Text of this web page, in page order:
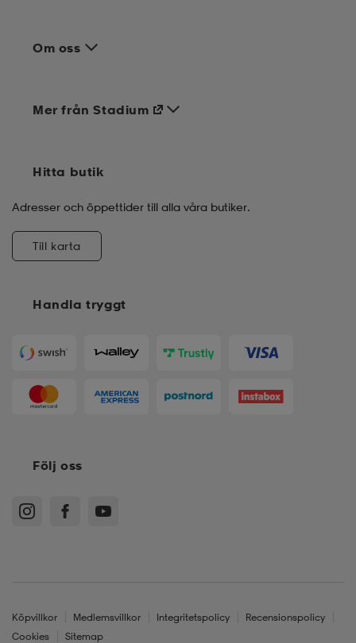
Om oss
Handla tryggt
Mer från Stadium
Hitta butik
Adresser och öppettider till alla våra butiker.
Till karta
Följ oss
Köpvillkor Medlemsvillkor Integritetspolicy
Recensionspolicy
Cookies
Sitemap